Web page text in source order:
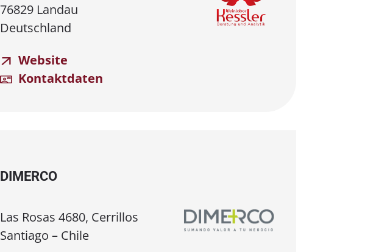
76829 Landau
Deutschland
Website
Kontaktdaten
DIMERCO
Las Rosas 4680, Cerrillos
Santiago – Chile